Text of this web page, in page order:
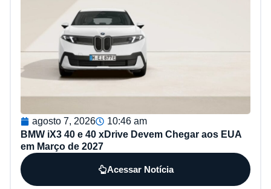
agosto 7, 2026
10:46 am
BMW iX3 40 e 40 xDrive Devem Chegar aos EUA
em Março de 2027
Acessar Notícia